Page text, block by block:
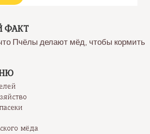
ФАКТ
Пчёлы делают мёд, чтобы кормить
мёда